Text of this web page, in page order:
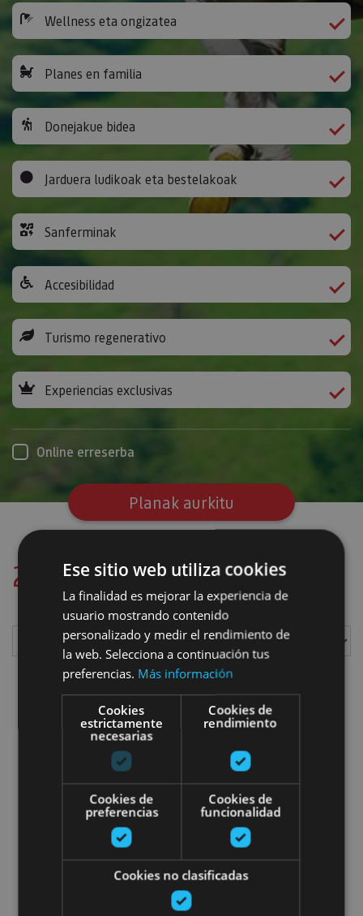
Wellness eta ongizatea
Planes en familia
Donejakue bidea
Jarduera ludikoak eta bestelakoak
Sanferminak
Accesibilidad
Turismo regenerativo
Experiencias exclusivas
Online erreserba
Planak aurkitu
2 plan aurkitu ditugu
01 ENE - 31 DIC
Paseo gidatua Bertizko basoan
Ese sitio web utiliza cookies
La finalidad es mejorar la experiencia de
usuario mostrando contenido
personalizado y medir el rendimiento de
la web. Selecciona a continuación tus
preferencias. Más información
Cookies
estrictamente
necesarias
Cookies de
rendimiento
Cookies de
preferencias
Cookies de
funcionalidad
Cookies no clasificadas